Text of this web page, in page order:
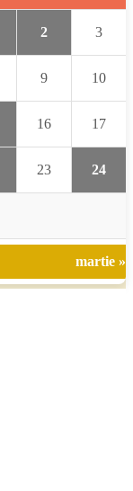
2 3
9 10
16 17
23 24
martie »